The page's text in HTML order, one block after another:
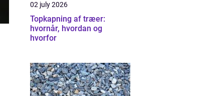
02 july 2026
Topkapning af træer:
hvornår, hvordan og
hvorfor